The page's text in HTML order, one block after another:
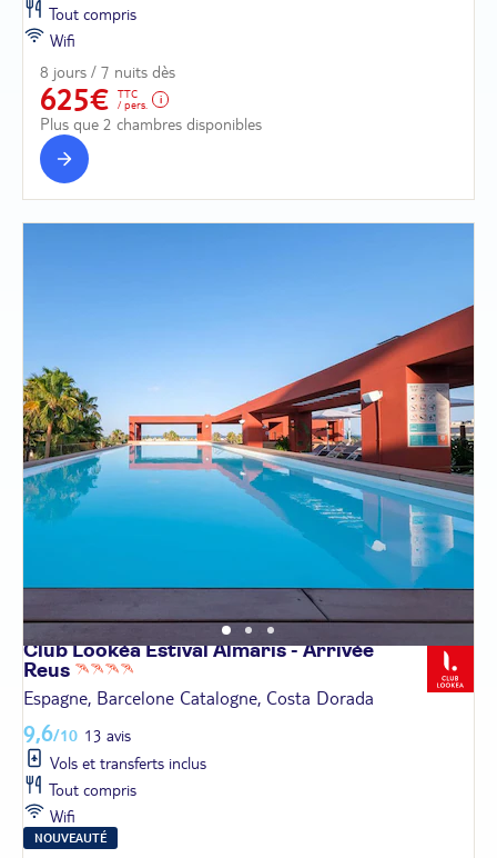
Tout compris
Wifi
8 jours / 7 nuits dès
625€
TTC
/ pers.
Plus que 2 chambres disponibles
Club Lookéa Estival Almaris - Arrivée
Reus
Espagne, Barcelone Catalogne, Costa Dorada
9,6/10 13 avis
Vols et transferts inclus
Tout compris
Wifi
NOUVEAUTÉ